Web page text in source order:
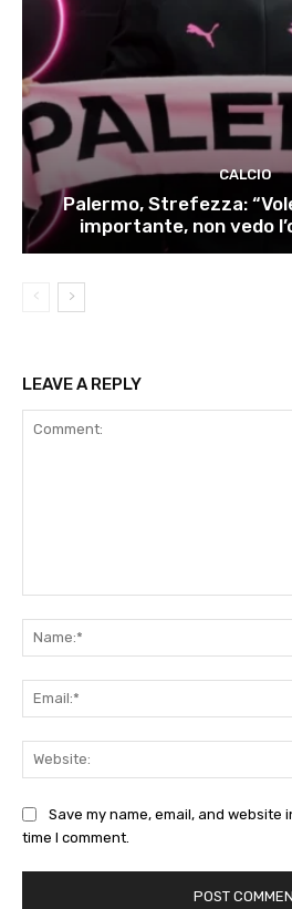
CALCIO
Palermo, Strefezza:
importante, non vedo
LEAVE A REPLY
Save my name, email, and
time I comment.